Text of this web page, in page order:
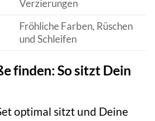
Verzierungen
Fröhliche Farben, Rüschen
und Schleifen
finden: So sitzt Dein
optimal sitzt und Deine